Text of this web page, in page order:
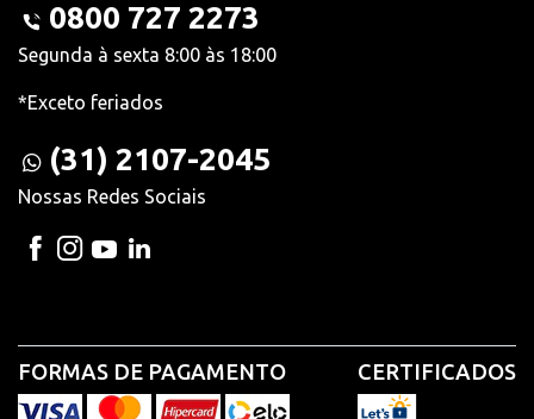
0800 727 2273
Segunda à sexta 8:00 às 18:00
*Exceto feriados
(31) 2107-2045
Nossas Redes Sociais
FORMAS DE PAGAMENTO CERTIFICADOS